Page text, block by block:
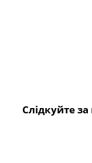
Слідкуйте